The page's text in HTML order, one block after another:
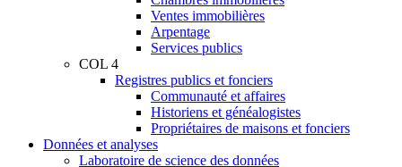
Ventes immobilières
Arpentage
Services publics
COL 4
Registres publics et fonciers
Communauté et affaires
Historiens et généalogistes
Propriétaires de maisons et fonciers
Données et analyses
Laboratoire de science des données